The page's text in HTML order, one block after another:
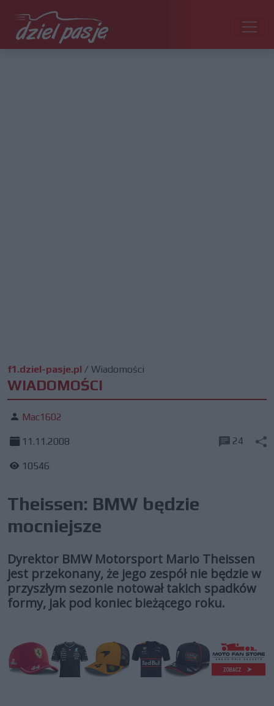
f1.dziel-pasje.pl / Wiadomości
WIADOMOŚCI
Mac1602
11.11.2008
10546
24
Theissen: BMW będzie
mocniejsze
Dyrektor BMW Motorsport Mario Theissen
jest przekonany, że jego zespół nie będzie w
przyszłym sezonie notował takich spadków
formy, jak pod koniec bieżącego roku.